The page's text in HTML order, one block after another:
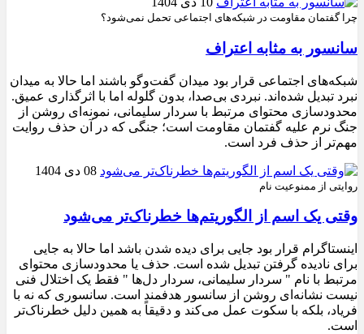
چرا گفتمان مقاومت در شبکه‌های اجتماعی تحمل نمی‌شود؟
سانسور به مثابه اعتراف
شبکه‌های اجتماعی قرار بود میدان گفت‌وگو باشند اما حالا به میدان
نبرد تبدیل شده‌اند. نبردی بی‌صدا، بدون گلوله اما با اثرگذاری عمیق.
محدودسازی محتوای مرتبط با سردار سلیمانی، نمونه‌ای روشن از
جنگ نرم علیه گفتمان مقاومت است؛ جنگی که در آن حذف روایت
مهم‌تر از حذف فرد است.
08 دی 1404
روایتی از ممنوعیت نام
وقتی یک اسم از الگوریتم‌ها خطرناک‌تر می‌شود
اینستاگرام قرار بود جایی برای دیده شدن باشد اما حالا به جایی
برای نادیده گرفتن تبدیل شده است. حذف یا محدودسازی محتوای
مرتبط با نام " سردار سلیمانی، سردار دل‌ها " فقط یک اختلال فنی
نیست نشانه‌ای روشن از سانسور هدفمند است. سانسوری که نه با
فریاد، بلکه با سکوت عمل می‌کند و دقیقاً به همین دلیل خطرناک‌تر
است.